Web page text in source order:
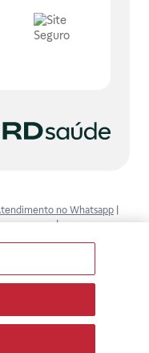
no Whatsapp
ser usadas para
adequado. Ao
A Raia Drogasil
SA. Todos os pedidos